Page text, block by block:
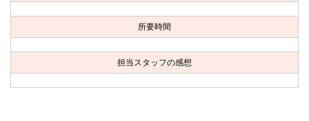
お客様の声
お問い合わせ
会社概要
所要時間
担当スタッフの感想